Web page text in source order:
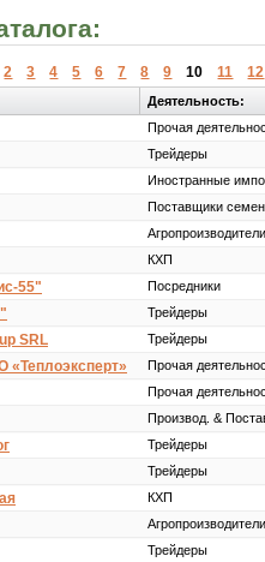
2 3 4 5 6 7 8 9 10 11 12
Деятельность:
Прочая
Трейдеры
Иностранные
Поставщики
Агропроизводители
КХП
55"
Посредники
Трейдеры
SRL
Трейдеры
«Теплоэксперт»
Прочая
Прочая
Производ. &
Трейдеры
Трейдеры
КХП
Агропроизводители
Трейдеры